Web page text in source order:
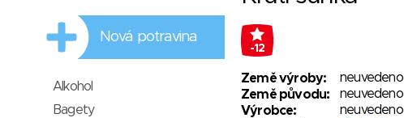
-12
Země výroby:
neuvedeno
Země původu:
neuvedeno
Výrobce:
neuvedeno
Nová potravina
Alkohol
Bagety